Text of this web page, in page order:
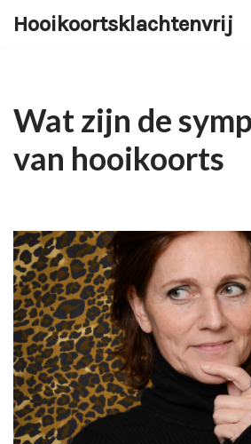
Hooikoortsklachtenvrij
Wat zijn de
van hooikoorts